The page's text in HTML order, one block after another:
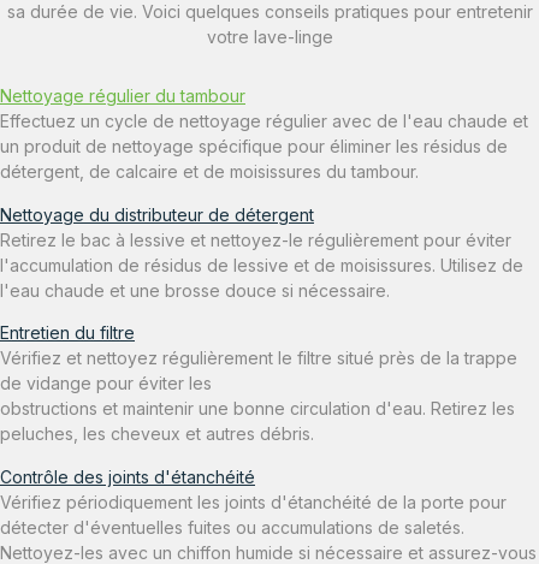
sa durée de vie. Voici quelques conseils pratiques pour entretenir
votre lave-linge
Nettoyage régulier du tambour
Effectuez un cycle de nettoyage régulier avec de l'eau chaude et
un produit de nettoyage spécifique pour éliminer les résidus de
détergent, de calcaire et de moisissures du tambour.
Nettoyage du distributeur de détergent
Retirez le bac à lessive et nettoyez-le régulièrement pour éviter
l'accumulation de résidus de lessive et de moisissures. Utilisez de
l'eau chaude et une brosse douce si nécessaire.
Entretien du filtre
Vérifiez et nettoyez régulièrement le filtre situé près de la trappe
de vidange pour éviter les
obstructions et maintenir une bonne circulation d'eau. Retirez les
peluches, les cheveux et autres débris.
Contrôle des joints d'étanchéité
Vérifiez périodiquement les joints d'étanchéité de la porte pour
détecter d'éventuelles fuites ou accumulations de saletés.
Nettoyez-les avec un chiffon humide si nécessaire et assurez-vous